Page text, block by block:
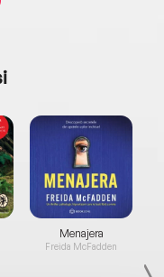
Menajera
Freida McFadden